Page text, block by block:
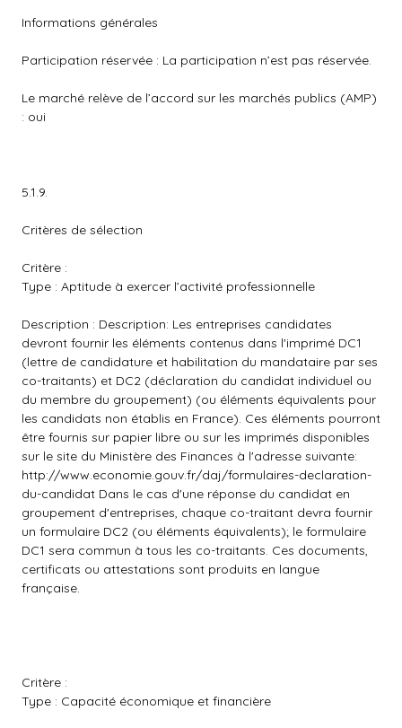
Informations générales
Participation réservée : La participation n’est pas réservée.
Le marché relève de l’accord sur les marchés publics (AMP)
: oui
5.1.9.
Critères de sélection
Critère :
Type : Aptitude à exercer l’activité professionnelle
Description : Description: Les entreprises candidates
devront fournir les éléments contenus dans l'imprimé DC1
(lettre de candidature et habilitation du mandataire par ses
co-traitants) et DC2 (déclaration du candidat individuel ou
du membre du groupement) (ou éléments équivalents pour
les candidats non établis en France). Ces éléments pourront
être fournis sur papier libre ou sur les imprimés disponibles
sur le site du Ministère des Finances à l'adresse suivante:
http://www.economie.gouv.fr/daj/formulaires-declaration-
du-candidat Dans le cas d'une réponse du candidat en
groupement d'entreprises, chaque co-traitant devra fournir
un formulaire DC2 (ou éléments équivalents); le formulaire
DC1 sera commun à tous les co-traitants. Ces documents,
certificats ou attestations sont produits en langue
française.
Critère :
Type : Capacité économique et financière